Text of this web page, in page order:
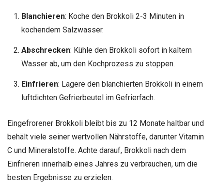
Blanchieren: Koche den Brokkoli 2-3 Minuten in
kochendem Salzwasser.
Abschrecken: Kühle den Brokkoli sofort in kaltem
Wasser ab, um den Kochprozess zu stoppen.
Einfrieren: Lagere den blanchierten Brokkoli in einem
luftdichten Gefrierbeutel im Gefrierfach.
Eingefrorener Brokkoli bleibt bis zu 12 Monate haltbar und
behält viele seiner wertvollen Nährstoffe, darunter Vitamin
C und Mineralstoffe. Achte darauf, Brokkoli nach dem
Einfrieren innerhalb eines Jahres zu verbrauchen, um die
besten Ergebnisse zu erzielen.